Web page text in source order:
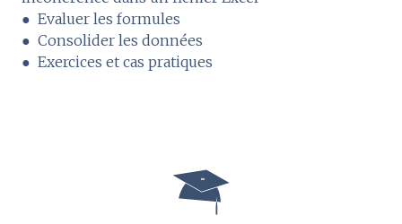
● Evaluer les formules
● Consolider les données
● Exercices et cas pratiques